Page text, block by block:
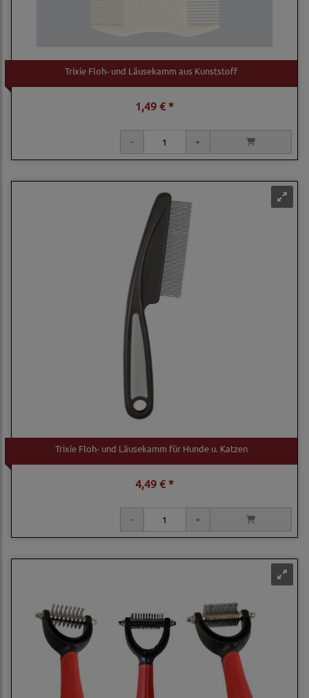
Trixie Floh- und Läusekamm aus Kunststoff
1,49 € *
Trixie Floh- und Läusekamm für Hunde u. Katzen
4,49 € *